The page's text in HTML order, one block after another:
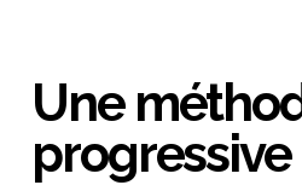
Une
progressive